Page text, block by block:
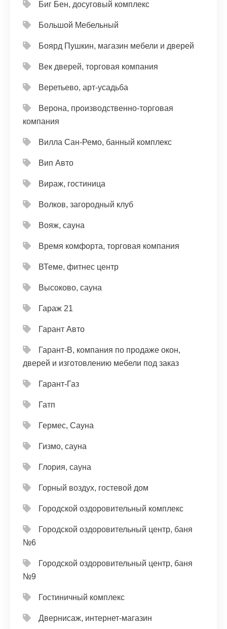
Биг Бен, досуговый комплекс
Большой Мебельный
Боярд Пушкин, магазин мебели и дверей
Век дверей, торговая компания
Веретьево, арт-усадьба
Верона, производственно-торговая
компания
Вилла Сан-Ремо, банный комплекс
Вип Авто
Вираж, гостиница
Волков, загородный клуб
Вояж, сауна
Время комфорта, торговая компания
ВТеме, фитнес центр
Высоково, сауна
Гараж 21
Гарант Авто
Гарант-В, компания по продаже окон,
дверей и изготовлению мебели под заказ
Гарант-Газ
Гатп
Гермес, Сауна
Гизмо, сауна
Глория, сауна
Горный воздух, гостевой дом
Городской оздоровительный комплекс
Городской оздоровительный центр, баня
№6
Городской оздоровительный центр, баня
№9
Гостиничный комплекс
Двернисаж, интернет-магазин